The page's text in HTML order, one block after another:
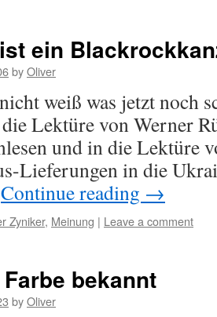
ein
byOliver
weiß was jetzt noch
Lektüre von Werner
und in die Lektüre
Lieferungen in die
Continue reading →
Zyniker, Meinung | Leave a comment
bekannt
byOliver